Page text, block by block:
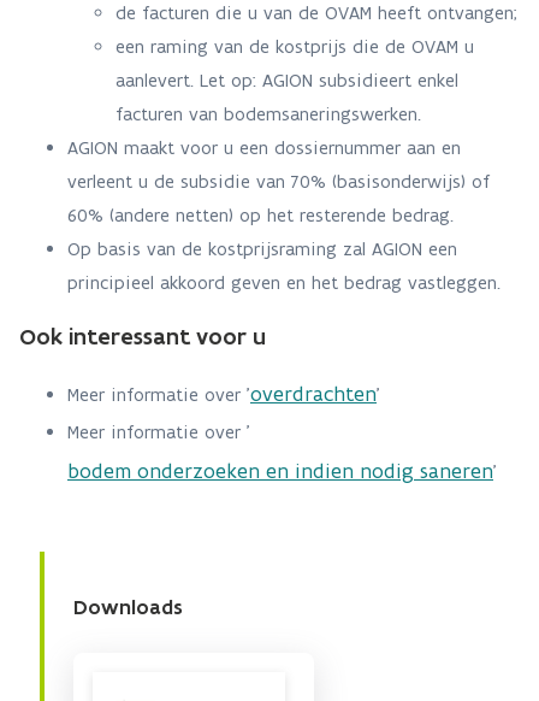
de facturen die u van de OVAM heeft ontvangen;
een raming van de kostprijs die de OVAM u
aanlevert. Let op: AGION subsidieert enkel
facturen van bodemsaneringswerken.
AGION maakt voor u een dossiernummer aan en
verleent u de subsidie van 70% (basisonderwijs) of
60% (andere netten) op het resterende bedrag.
Op basis van de kostprijsraming zal AGION een
principieel akkoord geven en het bedrag vastleggen.
Ook interessant voor u
Meer informatie over 'overdrachten'
Meer informatie over '
bodem onderzoeken en indien nodig saneren'
Downloads